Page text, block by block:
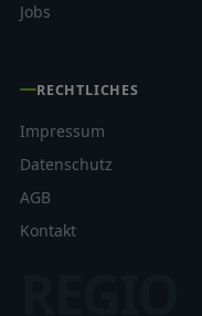
Jobs
RECHTLICHES
Impressum
Datenschutz
AGB
Kontakt